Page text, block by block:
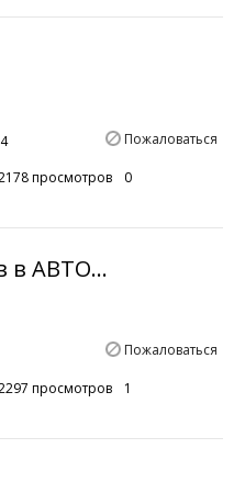
Пожаловаться
просмотров 0
в АВТО...
Пожаловаться
просмотров 1